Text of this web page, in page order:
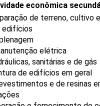
econômica
de terreno, cultivo
edifícios
elétrica
sanitárias e de gás
de edifícios em geral
e de resinas